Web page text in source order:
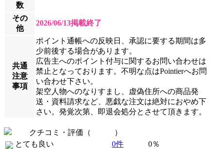
数
その
他
2026/06/13掲載終了
共通
注意
事項
ポイント通帳への反映日、承認に要する期間は多
少前後する場合があります。
広告主へのポイント付与に関するお問い合わせは
禁止となっております。不明な点はPointierへお問
い合わせ下さい。
架空人物へのなりすまし、虚偽住所への商品発
送・資料請求など、悪戯な注文は絶対におやめ下
さい。発覚次第、即退会処分とさせて頂きます。
クチコミ・評価（
）
とても良い
0件
0％